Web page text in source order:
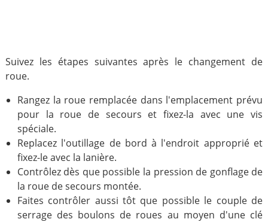
Suivez les étapes suivantes après le changement de
roue.
Rangez la roue remplacée dans l'emplacement prévu
pour la roue de secours et fixez-la avec une vis
spéciale.
Replacez l'outillage de bord à l'endroit approprié et
fixez-le avec la lanière.
Contrôlez dès que possible la pression de gonflage de
la roue de secours montée.
Faites contrôler aussi tôt que possible le couple de
serrage des boulons de roues au moyen d'une clé